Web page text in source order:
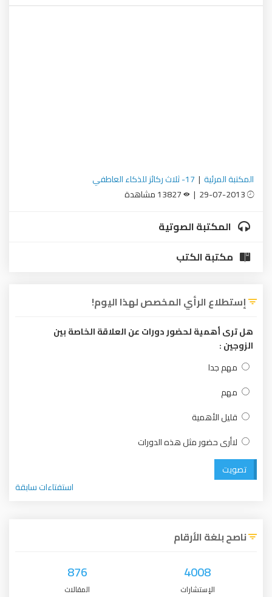
المكتبة المرئية | 17- ثلاث ركائز للذكاء العاطفي
المكتبة الصوتية
مكتبة الكتب
إستطلاع الرأي المخصص لهذا اليوم!
هل ترى أهمية لحضور دورات عن العلاقة الخاصة بين
الزوجين :
مهم جدا
مهم
قليل الأهمية
لاأرى حضور مثل هذه الدورات
تصويت
استفتاءات سابقة
ناصح بلغة الأرقام
4008
الإستشارات
876
المقالات